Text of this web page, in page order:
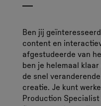
Ben jij
content en
afgestudeerde van
ben je helemaal
de snel
creatie. Je kunt
Production Specialist